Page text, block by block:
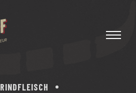
RINDFLEISCH